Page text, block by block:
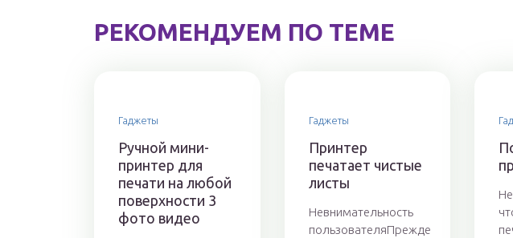
РЕКОМЕНДУЕМ ПО ТЕМЕ
Гаджеты
Ручной мини-
принтер для
печати на любой
поверхности 3
фото видео
Гаджеты
Принтер
печатает чистые
листы
Невнимательность
пользователяПрежде